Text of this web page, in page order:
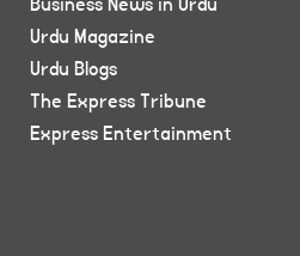
Urdu Magazine
Urdu Blogs
The Express Tribune
Express Entertainment